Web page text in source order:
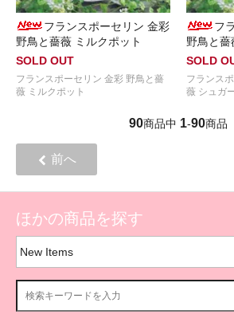
フランスポーセリン 金彩
野鳥と薔薇 ミルクポット
SOLD OUT
フランスポーセリン 金彩 野鳥と薔
薇 ミルクポット
フ
野鳥と薔
SOLD
フランス
薇 シュガ
90商品中 1-90商品
前へ
ほかの商品を探す